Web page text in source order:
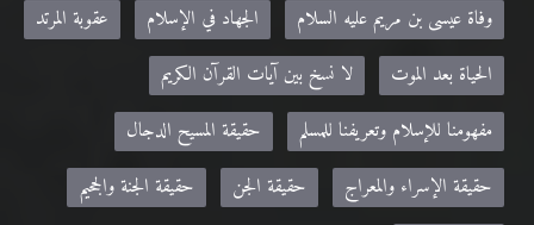
وفاة عيسى بن مريم عليه السلام
الجهاد في الإسلام
عقوبة المرتد
الحياة بعد الموت
لا نسخ بين آيات القرآن الكريم
مفهومنا للإسلام وتعريفنا للمسلم
حقيقة المسيح الدجال
حقيقة الإسراء والمعراج
حقيقة الجن حقيقة الجنة والجحيم